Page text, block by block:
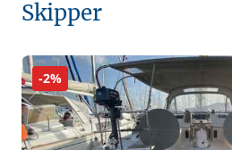
Skipper
-2%